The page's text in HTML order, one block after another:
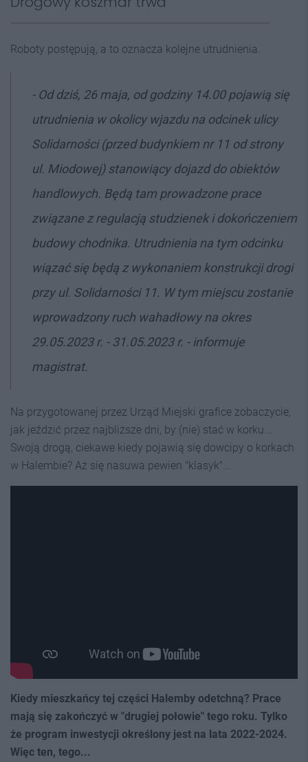
Roboty postępują, a to oznacza kolejne utrudnienia.
- Od dziś, 26 maja, od godziny 14.00 pojawią się
utrudnienia w okolicy wjazdu na odcinek ulicy
Solidarności (przed budynkiem nr 11 od strony
ul. Miodowej) stanowiący dojazd do obiektów
handlowych. Będą tam prowadzone prace
związane z regulacją studzienek i dokończeniem
budowy chodnika. Utrudnienia na tym odcinku
wiązać się będą z wykonaniem konstrukcji drogi
przy ul. Solidarności 11. W tym miejscu zostanie
wprowadzony ruch wahadłowy na okres
29.05.2023 r. - 31.05.2023 r. - informuje
magistrat.
Na przygotowanej przez Urząd Miejski grafice zobaczycie,
jak jeździć przez najbliższe dni, by (nie) stać w korku...
Swoją drogą, ciekawe kiedy pojawią się dowcipy o korkach
w Halembie? Aż się nasuwa pewien "klasyk"...
Kiedy mieszkańcy tej części Halemby odetchną? Prace
mają się zakończyć w "drugiej połowie" tego roku. Tylko
że program inwestycji określony jest na lata 2022-2024.
Więc ten, tego...